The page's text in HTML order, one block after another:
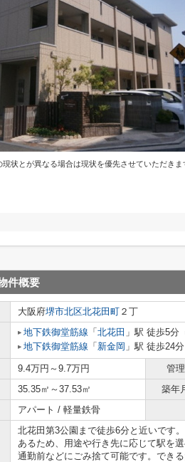
状とが異なる場合は現状を優先させていただきま
件概要
大阪府堺市北区北花田町 ２丁
地下鉄御堂筋線 「 北花田 」駅 徒歩5分
地下鉄御堂筋線 「 新金岡 」駅 徒歩24分
9.4万円～9.7万円 管
35.35㎡～37.53㎡ 築年
アパート / 軽量鉄骨
北花田第3公園まで徒歩6分と近いです
あるため、用途や行き先に応じて駅を
通勤前などにごみ捨て可能です。でき